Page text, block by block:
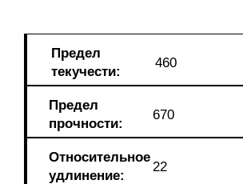
Предел
текучести:
460
Предел
прочности:
670
Относительное
удлинение:
22